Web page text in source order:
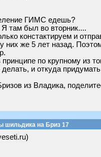
ГИМС едешь?
там был во вторник....
констактируем и
них же 5 лет назад.
по крупному из
и откуда
из Владика,
шильдика на Бриз 17